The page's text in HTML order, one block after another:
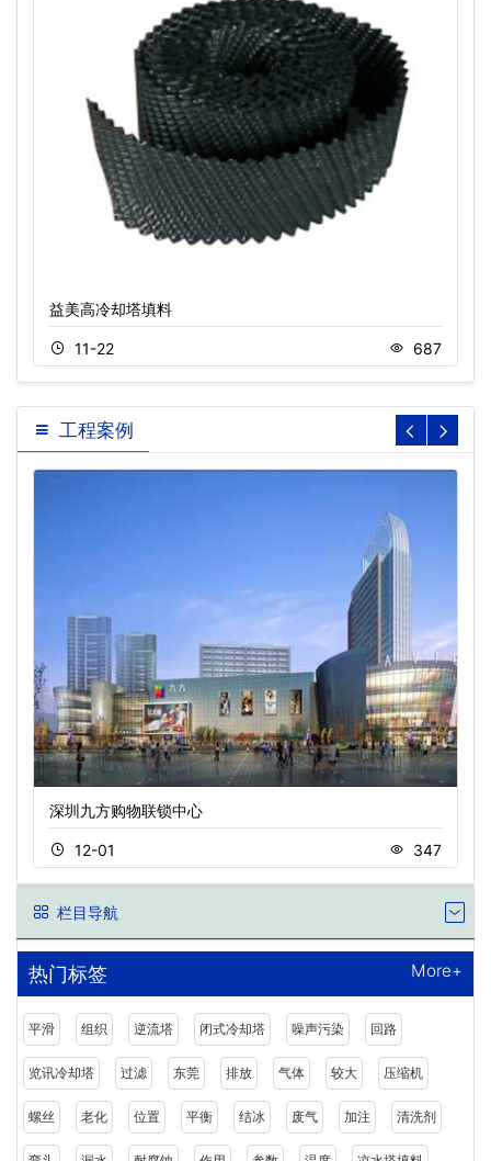
益美高冷却塔填料
11-22 687
工程案例
深圳九方购物联锁中心
12-01 347
栏目导航
热门标签 More+
平滑 组织 逆流塔 闭式冷却塔 噪声污染 回路
览讯冷却塔 过滤 东莞 排放 气体 较大 压缩机
螺丝 老化 位置 平衡 结冰 废气 加注 清洗剂